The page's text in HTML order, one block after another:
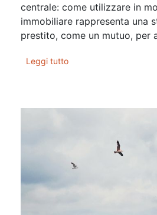
centrale: come utilizzare in
immobiliare rappresenta una
prestito, come un mutuo, per
Leggi tutto